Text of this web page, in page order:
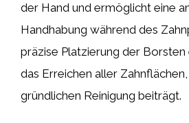
der Hand und ermöglicht eine
Handhabung während des
präzise Platzierung der
das Erreichen aller
gründlichen Reinigung beiträgt.